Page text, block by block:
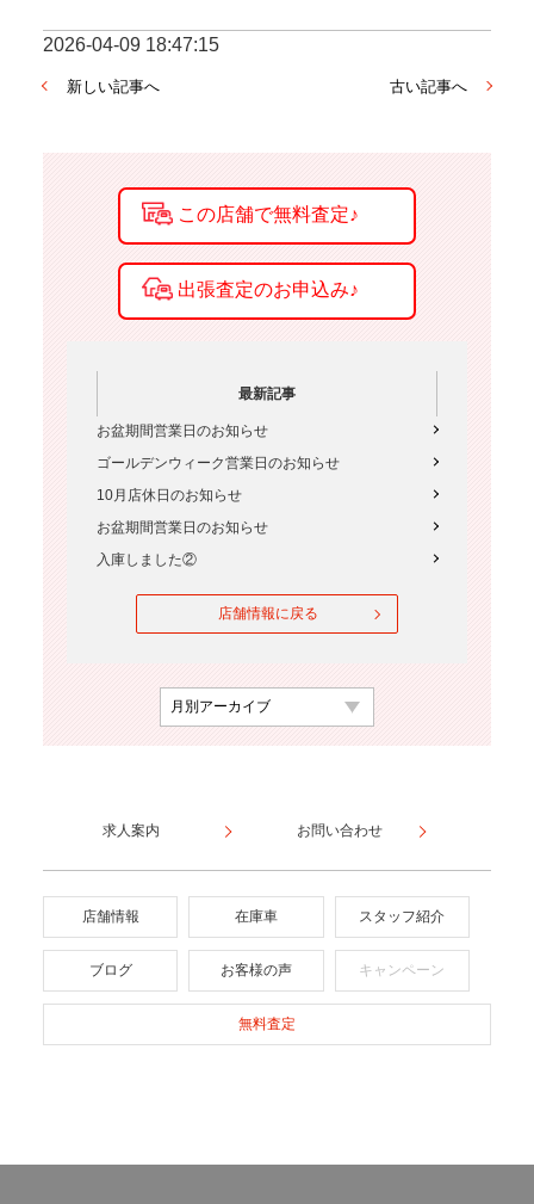
2026-04-09 18:47:15
新しい記事へ 古い記事へ
最新記事
お盆期間営業日のお知らせ
ゴールデンウィーク営業日のお知らせ
10月店休日のお知らせ
お盆期間営業日のお知らせ
入庫しました②
店舗情報に戻る
求人案内 お問い合わせ
店舗情報 在庫車 スタッフ紹介
ブログ お客様の声 キャンペーン
無料査定